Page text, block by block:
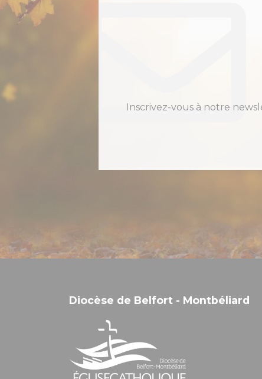
Inscrivez-vous à notre
Diocèse de Belfort - Montbéliard